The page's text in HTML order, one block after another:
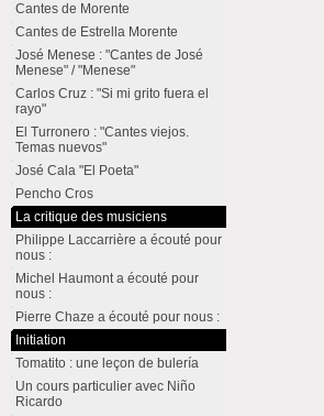
Cantes de Morente
Cantes de Estrella Morente
José Menese : "Cantes de José
Menese" / "Menese"
Carlos Cruz : "Si mi grito fuera el
rayo"
El Turronero : "Cantes viejos.
Temas nuevos"
José Cala "El Poeta"
Pencho Cros
La critique des musiciens
Philippe Laccarrière a écouté pour
nous :
Michel Haumont a écouté pour
nous :
Pierre Chaze a écouté pour nous :
Initiation
Tomatito : une leçon de bulería
Un cours particulier avec Niño
Ricardo